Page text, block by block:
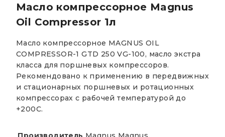
Масло компрессорное Magnus
Oil Compressor 1л
Масло компрессорное MAGNUS OIL
COMPRESSOR-1 GTD 250 VG-100, масло экстра
класса для поршневых компрессоров.
Рекомендовано к применению в передвижных
и стационарных поршневых и ротационных
компрессорах с рабочей температурой до
+200С.